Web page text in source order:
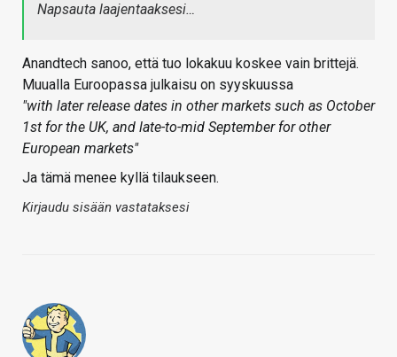
Napsauta laajentaaksesi…
Anandtech sanoo, että tuo lokakuu koskee vain brittejä.
Muualla Euroopassa julkaisu on syyskuussa
"with later release dates in other markets such as October
1st for the UK, and late-to-mid September for other
European markets"
Ja tämä menee kyllä tilaukseen.
Kirjaudu sisään vastataksesi